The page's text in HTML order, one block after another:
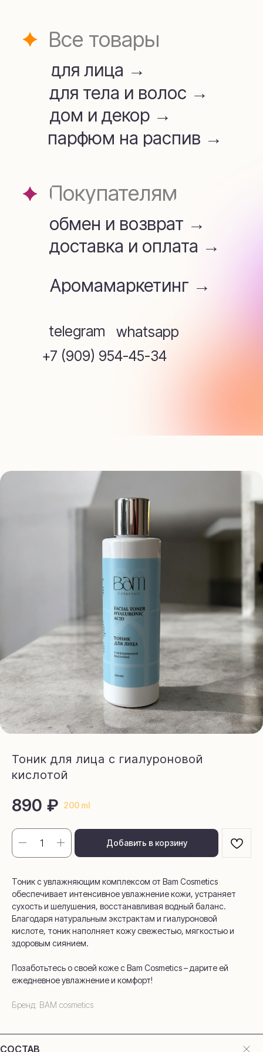
для тела и волос →
дом и декор →
парфюм на распив →
обмен и возврат →
Покупателям
telegram
whatsapp
+7 (909) 954-45-34
Аромамаркетинг →
Тоник для лица с гиалуроновой
кислотой
890 ₽ 200 ml
Добавить в корзину
Тоник с увлажняющим комплексом от Bam Cosmetics
обеспечивает интенсивное увлажнение кожи, устраняет
сухость и шелушения, восстанавливая водный баланс.
Благодаря натуральным экстрактам и гиалуроновой
кислоте, тоник наполняет кожу свежестью, мягкостью и
здоровым сиянием.
Позаботьтесь о своей коже с Bam Cosmetics – дарите ей
ежедневное увлажнение и комфорт!
Бренд: BAM cosmetics
СОСТАВ